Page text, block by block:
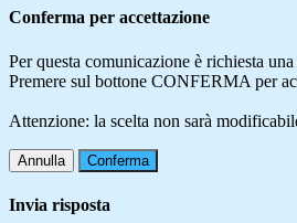
Conferma per accettazione
Per questa comunicazione è richiesta
Premere sul bottone CONFERMA per
Attenzione: la scelta non sarà
Annulla Conferma
Invia risposta